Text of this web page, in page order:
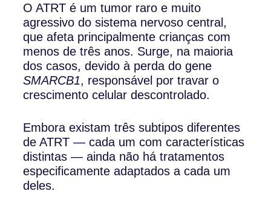
O ATRT é um tumor raro e muito
agressivo do sistema nervoso central,
que afeta principalmente crianças com
menos de três anos. Surge, na maioria
dos casos, devido à perda do gene
SMARCB1, responsável por travar o
crescimento celular descontrolado.
Embora existam três subtipos diferentes
de ATRT — cada um com características
distintas — ainda não há tratamentos
especificamente adaptados a cada um
deles.